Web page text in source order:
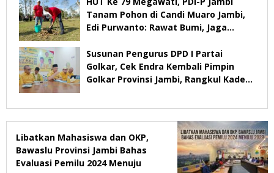
Tanam Pohon di Candi Muaro Jambi,
Edi Purwanto: Rawat Bumi, Jaga
Susunan Pengurus DPD I Partai
Golkar, Cek Endra Kembali Pimpin
Golkar Provinsi Jambi, Rangkul Kader
Libatkan Mahasiswa dan OKP,
Bawaslu Provinsi Jambi Bahas
Evaluasi Pemilu 2024 Menuju